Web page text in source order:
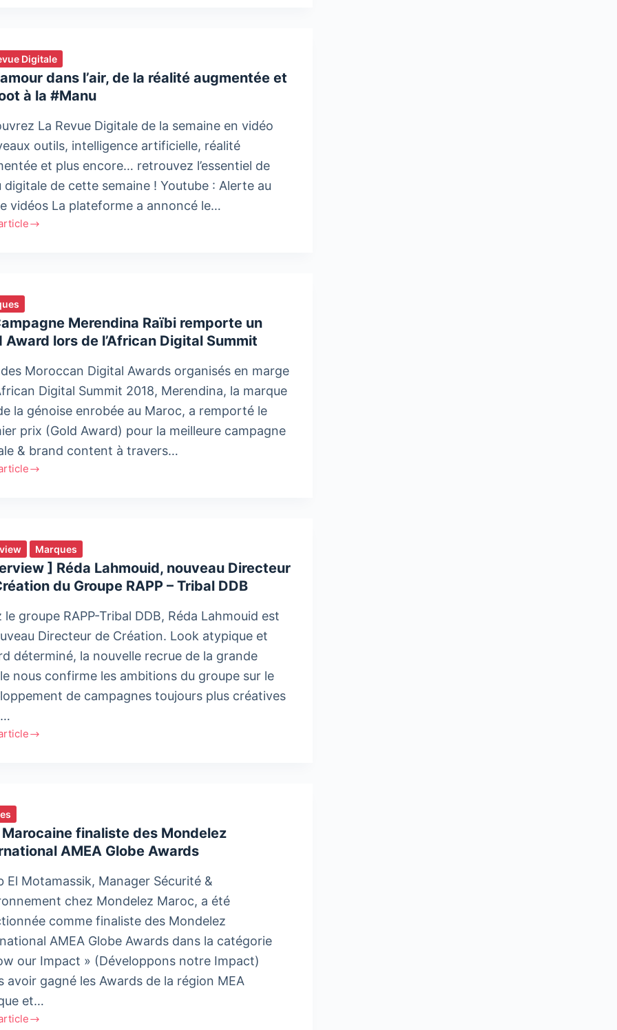
Digitale
dans l’air, de la réalité augmentée et
à la #Manu
La Revue Digitale de la semaine en vidéo
outils, intelligence artificielle, réalité
et plus encore… retrouvez l’essentiel de
digitale de cette semaine ! Youtube : Alerte au
vidéos La plateforme a annoncé le…
Merendina Raïbi remporte un
Award lors de l’African Digital Summit
Moroccan Digital Awards organisés en marge
Digital Summit 2018, Merendina, la marque
la génoise enrobée au Maroc, a remporté le
prix (Gold Award) pour la meilleure campagne
& brand content à travers…
Marques
] Réda Lahmouid, nouveau Directeur
du Groupe RAPP – Tribal DDB
le groupe RAPP-Tribal DDB, Réda Lahmouid est
Directeur de Création. Look atypique et
déterminé, la nouvelle recrue de la grande
nous confirme les ambitions du groupe sur le
de campagnes toujours plus créatives
Marocaine finaliste des Mondelez
AMEA Globe Awards
El Motamassik, Manager Sécurité &
chez Mondelez Maroc, a été
comme finaliste des Mondelez
AMEA Globe Awards dans la catégorie
our Impact » (Développons notre Impact)
avoir gagné les Awards de la région MEA
et…